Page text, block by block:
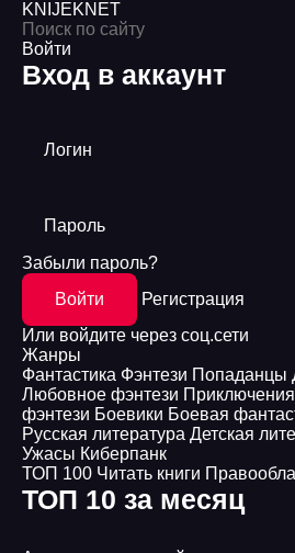
KNIJEKNET
Войти
Вход в аккаунт
Логин
Пароль
Забыли пароль?
Войти
Регистрация
Или войдите через соц.сети
Жанры
Фантастика Фэнтези Попаданцы
Любовное фэнтези Приключения
фэнтези Боевики Боевая
Русская литература Детская
Ужасы Киберпанк
ТОП 100 Читать книги
ТОП 10 за месяц